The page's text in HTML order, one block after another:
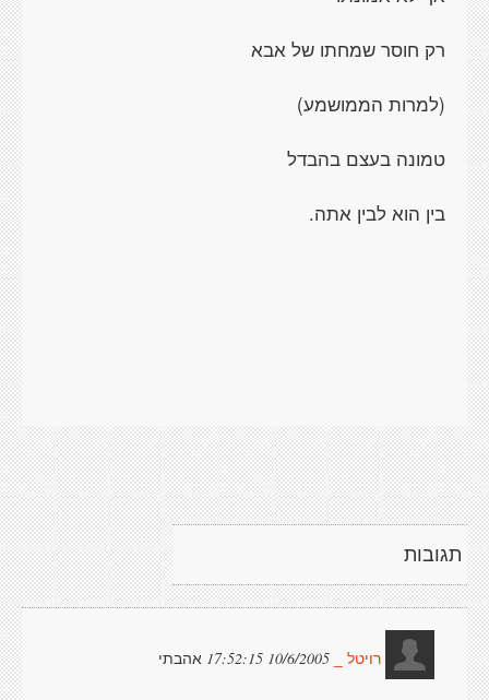
רק חוסר שמחתו של אבא
(למרות הממושמע)
טמונה בעצם בהבדל
בין הוא לבין אתה.
תגובות
רויטל _ 10/6/2005 17:52:15 אהבתי